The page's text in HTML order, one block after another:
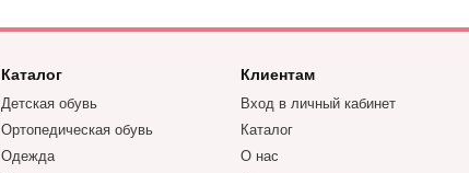
Каталог
Детская обувь
Ортопедическая обувь
Одежда
Клиентам
Вход в личный кабинет
Каталог
О нас